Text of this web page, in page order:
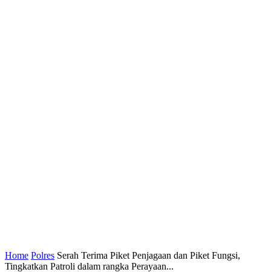
Home Polres Serah Terima Piket Penjagaan dan Piket Fungsi,
Tingkatkan Patroli dalam rangka Perayaan...